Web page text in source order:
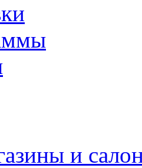
и